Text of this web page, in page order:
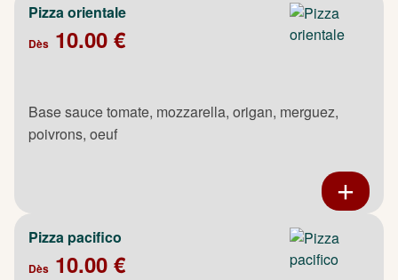
Pizza orientale
Dès 10.00 €
Base sauce tomate, mozzarella, origan, merguez,
poivrons, oeuf
Pizza pacifico
Dès 10.00 €